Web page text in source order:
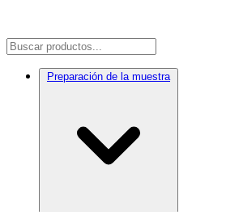
Preparación de la muestra